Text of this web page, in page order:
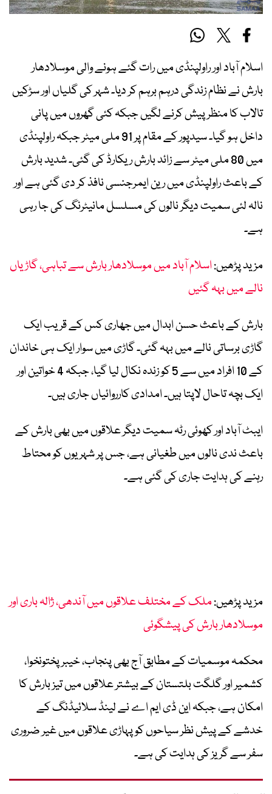
اسلام آباد اور راولپنڈی میں رات گئے ہونے والی موسلادھار
بارش نے نظام زندگی درہم برہم کر دیا۔ شہر کی گلیاں اور سڑکیں
تالاب کا منظر پیش کرنے لگیں جبکہ کئی گھروں میں پانی
داخل ہو گیا۔ سیدپور کے مقام پر 91 ملی میٹر جبکہ راولپنڈی
میں 80 ملی میٹر سے زائد بارش ریکارڈ کی گئی۔ شدید بارش
کے باعث راولپنڈی میں رین ایمرجنسی نافذ کر دی گئی ہے اور
نالہ لئی سمیت دیگر نالوں کی مسلسل مانیٹرنگ کی جا رہی
ہے۔
مزید پڑھیں:اسلام آباد میں موسلادھار بارش سے تباہی، گاڑیاں
نالے میں بہہ گئیں
بارش کے باعث حسن ابدال میں جھاری کس کے قریب ایک
گاڑی برساتی نالے میں بہہ گئی۔ گاڑی میں سوار ایک ہی خاندان
کے 10 افراد میں سے 5 کو زندہ نکال لیا گیا، جبکہ 4 خواتین اور
ایک بچہ تاحال لاپتا ہیں۔ امدادی کارروائیاں جاری ہیں۔
ایبٹ آباد اور کھوئی رٹہ سمیت دیگر علاقوں میں بھی بارش کے
باعث ندی نالوں میں طغیانی ہے، جس پر شہریوں کو محتاط
رہنے کی ہدایت جاری کی گئی ہے۔
مزید پڑھیں:ملک کے مختلف علاقوں میں آندھی، ژالہ باری اور
موسلادھار بارش کی پیشگوئی
محکمہ موسمیات کے مطابق آج بھی پنجاب، خیبرپختونخوا،
کشمیر اور گلگت بلتستان کے بیشتر علاقوں میں تیز بارش کا
امکان ہے، جبکہ این ڈی ایم اے نے لینڈ سلائیڈنگ کے
خدشے کے پیش نظر سیاحوں کو پہاڑی علاقوں میں غیر ضروری
سفر سے گریز کی ہدایت کی ہے۔